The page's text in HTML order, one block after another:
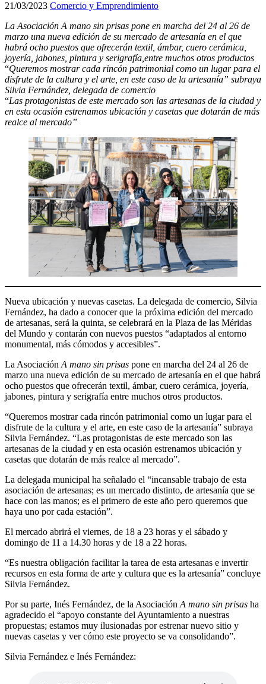
21/03/2023 Comercio y Emprendimiento
La Asociación A mano sin prisas pone en marcha del 24 al 26 de
marzo una nueva edición de su mercado de artesanía en el que
habrá ocho puestos que ofrecerán textil, ámbar, cuero cerámica,
joyería, jabones, pintura y serigrafía,entre muchos otros productos
“Queremos mostrar cada rincón patrimonial como un lugar para el
disfrute de la cultura y el arte, en este caso de la artesanía” subraya
Silvia Fernández, delegada de comercio
“Las protagonistas de este mercado son las artesanas de la ciudad y
en esta ocasión estrenamos ubicación y casetas que dotarán de más
realce al mercado”
Nueva ubicación y nuevas casetas. La delegada de comercio, Silvia
Fernández, ha dado a conocer que la próxima edición del mercado
de artesanas, será la quinta, se celebrará en la Plaza de las Méridas
del Mundo y contarán con nuevos puestos “adaptados al entorno
monumental, más cómodos y accesibles”.
La Asociación A mano sin prisas pone en marcha del 24 al 26 de
marzo una nueva edición de su mercado de artesanía en el que habrá
ocho puestos que ofrecerán textil, ámbar, cuero cerámica, joyería,
jabones, pintura y serigrafía entre muchos otros productos.
“Queremos mostrar cada rincón patrimonial como un lugar para el
disfrute de la cultura y el arte, en este caso de la artesanía” subraya
Silvia Fernández. “Las protagonistas de este mercado son las
artesanas de la ciudad y en esta ocasión estrenamos ubicación y
casetas que dotarán de más realce al mercado”.
La delegada municipal ha señalado el “incansable trabajo de esta
asociación de artesanas; es un mercado distinto, de artesanía que se
hace con las manos; es el primero de este año pero queremos que
haya uno por cada estación”.
El mercado abrirá el viernes, de 18 a 23 horas y el sábado y
domingo de 11 a 14.30 horas y de 18 a 22 horas.
“Es nuestra obligación facilitar la tarea de esta artesanas e invertir
recursos en esta forma de arte y cultura que es la artesanía” concluye
Silvia Fernández.
Por su parte, Inés Fernández, de la Asociación A mano sin prisas ha
agradecido el “apoyo constante del Ayuntamiento a nuestras
propuestas; estamos muy ilusionadas por estrenar nuevo sitio y
nuevas casetas y ver cómo este proyecto se va consolidando”.
Silvia Fernández e Inés Fernández: